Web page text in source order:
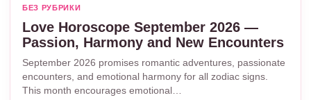
БЕЗ РУБРИКИ
Love Horoscope September 2026 —
Passion, Harmony and New Encounters
September 2026 promises romantic adventures, passionate
encounters, and emotional harmony for all zodiac signs.
This month encourages emotional…